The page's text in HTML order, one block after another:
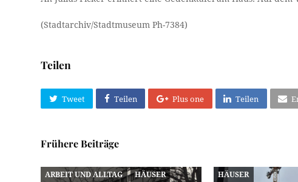
(Stadtarchiv/Stadtmuseum Ph-7384)
Teilen
Tweet Teilen Plus one Teilen
Frühere Beiträge
ARBEIT UND ALLTAG HÄUSER HÄUSER